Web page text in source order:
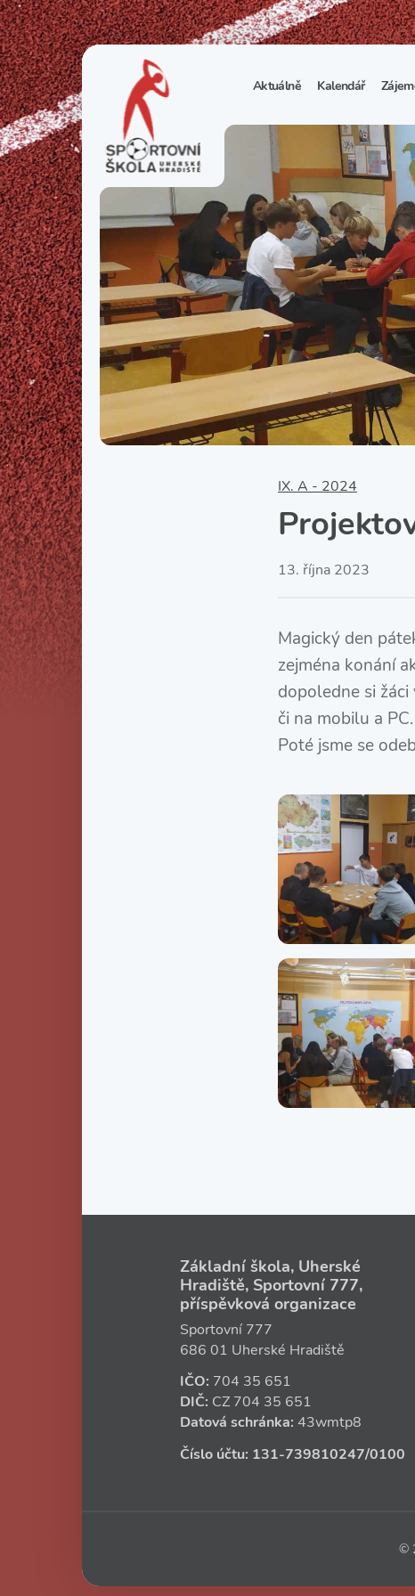
Aktuálně Kalendář
1.
IX. A - 2024
13. října 2023
Magický den
zejména konání
dopoledne si
či na mobilu a
Poté jsme se
Základní škola, Uherské
Hradiště, Sportovní 777,
příspěvková organizace
Sportovní 777
686 01 Uherské Hradiště
IČO: 704 35 651
DIČ: CZ 704 35 651
Datová schránka: 43wmtp8
Číslo účtu: 131‑739810247/0100
©